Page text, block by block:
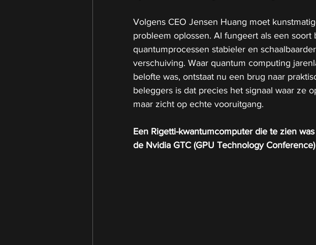
Volgens CEO Jensen Huang moet
probleem oplossen. AI fungeert als een soort
quantumprocessen stabieler en
verschuiving. Waar quantum computing
belofte was, ontstaat nu een brug naar
beleggers is dat precies het signaal waar ze
maar zicht op echte vooruitgang.
Een Rigetti-kwantumcomputer die te zien
de Nvidia GTC (GPU Technology